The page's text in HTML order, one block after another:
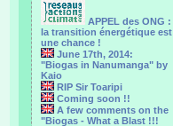
APPEL des ONG :
la transition énergétique est
une chance !
June 17th, 2014:
"Biogas in Nanumanga" by
Kaio
RIP Sir Toaripi
Coming soon !!
A few comments on the
"Biogas - What a Blast !!!